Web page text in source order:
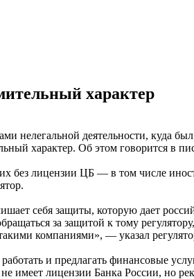
характер
нелегальной деятельности, куда
характер. Об этом говорится в
без лицензии ЦБ — в том числе
себя защиты, которую дает
за защитой к тому
компаниями», — указал
и предлагать финансовые
имеет лицензии Банка России, но